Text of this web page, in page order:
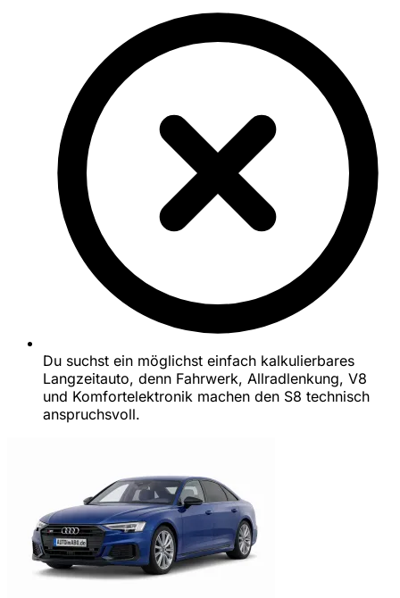
Du suchst ein möglichst einfach kalkulierbares
Langzeitauto, denn Fahrwerk, Allradlenkung, V8
und Komfortelektronik machen den S8 technisch
anspruchsvoll.